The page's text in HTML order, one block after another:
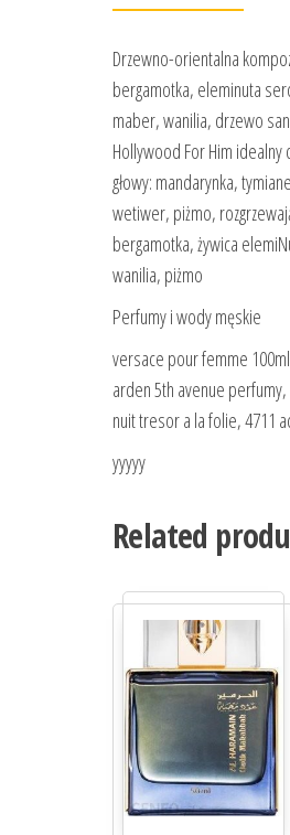
Drzewno-orientalna
bergamotka, eleminuta
maber, wanilia, drzewo
Hollywood For Him
głowy: mandarynka,
wetiwer, piżmo,
bergamotka, żywica
wanilia, piżmo
Perfumy i wody męskie
versace pour femme
arden 5th avenue
nuit tresor a la folie, 4711
yyyyy
Related